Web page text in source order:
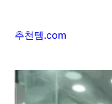
추천템.com